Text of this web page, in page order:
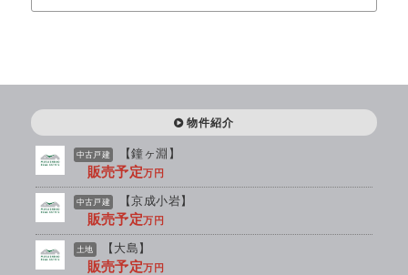
物件紹介
中古戸建 【鐘ヶ淵】
販売予定万円
中古戸建 【京成小岩】
販売予定万円
土地 【大島】
販売予定万円